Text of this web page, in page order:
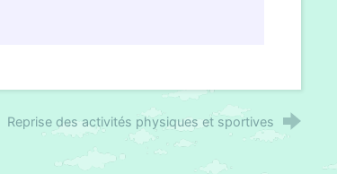
Reprise des activités physiques et sportives